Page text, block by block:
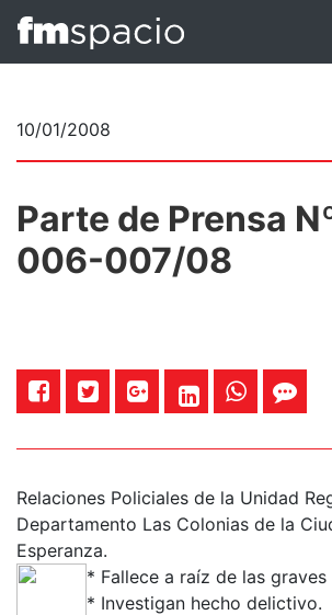
10/01/2008
Parte de Prensa
006-007/08
Relaciones Policiales de la Unidad
Departamento Las Colonias de la
Esperanza.
* Fallece a raíz de las
* Investigan hecho delictivo.